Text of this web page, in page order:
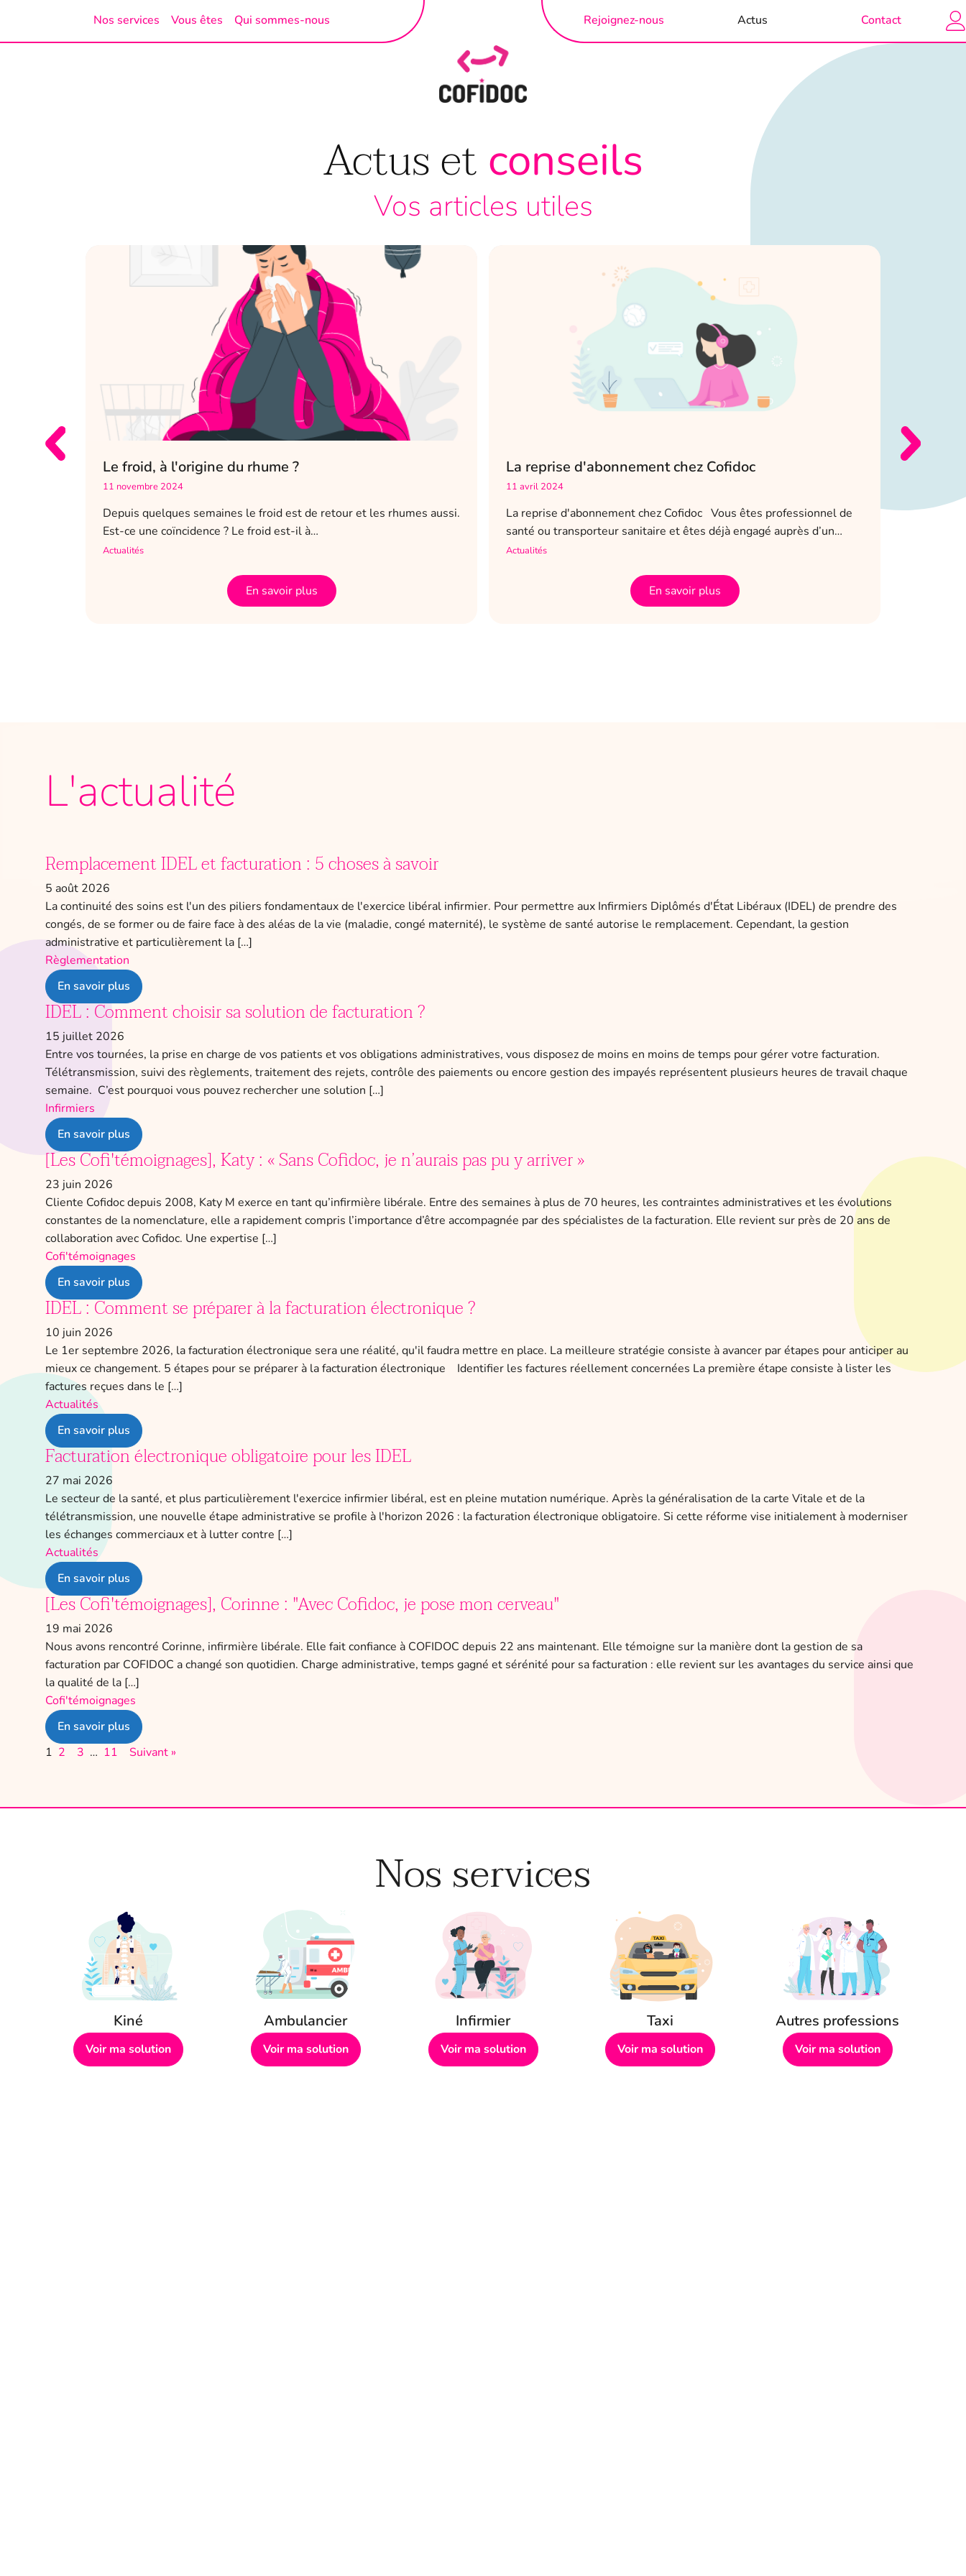
Nos services Vous êtes Qui sommes-nous Rejoignez-nous Actus Contact
Actus et conseils
Vos articles utiles
Le froid, à l'origine du rhume ?
11 novembre 2024
Depuis quelques semaines le froid est de retour et les rhumes aussi.
Est-ce une coïncidence ? Le froid est-il à…
Actualités
En savoir plus
La reprise d'abonnement chez Cofidoc
11 avril 2024
La reprise d'abonnement chez Cofidoc Vous êtes professionnel de
santé ou transporteur sanitaire et êtes déjà engagé auprès d’un…
Actualités
En savoir plus
2 mai 2023
L'actualité
Remplacement IDEL et facturation : 5 choses à savoir
5 août 2026
La continuité des soins est l'un des piliers fondamentaux de l'exercice libéral infirmier. Pour permettre aux Infirmiers Diplômés d'État Libéraux (IDEL) de prendre des
congés, de se former ou de faire face à des aléas de la vie (maladie, congé maternité), le système de santé autorise le remplacement. Cependant, la gestion
administrative et particulièrement la […]
Règlementation
En savoir plus
IDEL : Comment choisir sa solution de facturation ?
15 juillet 2026
Entre vos tournées, la prise en charge de vos patients et vos obligations administratives, vous disposez de moins en moins de temps pour gérer votre facturation.
Télétransmission, suivi des règlements, traitement des rejets, contrôle des paiements ou encore gestion des impayés représentent plusieurs heures de travail chaque
semaine. C’est pourquoi vous pouvez rechercher une solution […]
Infirmiers
En savoir plus
[Les Cofi'témoignages], Katy : « Sans Cofidoc, je n’aurais pas pu y arriver »
23 juin 2026
Cliente Cofidoc depuis 2008, Katy M exerce en tant qu’infirmière libérale. Entre des semaines à plus de 70 heures, les contraintes administratives et les évolutions
constantes de la nomenclature, elle a rapidement compris l’importance d’être accompagnée par des spécialistes de la facturation. Elle revient sur près de 20 ans de
collaboration avec Cofidoc. Une expertise […]
Cofi'témoignages
En savoir plus
IDEL : Comment se préparer à la facturation électronique ?
10 juin 2026
Le 1er septembre 2026, la facturation électronique sera une réalité, qu'il faudra mettre en place. La meilleure stratégie consiste à avancer par étapes pour anticiper au
mieux ce changement. 5 étapes pour se préparer à la facturation électronique Identifier les factures réellement concernées La première étape consiste à lister les
factures reçues dans le […]
Actualités
En savoir plus
Facturation électronique obligatoire pour les IDEL
27 mai 2026
Le secteur de la santé, et plus particulièrement l'exercice infirmier libéral, est en pleine mutation numérique. Après la généralisation de la carte Vitale et de la
télétransmission, une nouvelle étape administrative se profile à l'horizon 2026 : la facturation électronique obligatoire. Si cette réforme vise initialement à moderniser
les échanges commerciaux et à lutter contre […]
Actualités
En savoir plus
[Les Cofi'témoignages], Corinne : "Avec Cofidoc, je pose mon cerveau"
19 mai 2026
Nous avons rencontré Corinne, infirmière libérale. Elle fait confiance à COFIDOC depuis 22 ans maintenant. Elle témoigne sur la manière dont la gestion de sa
facturation par COFIDOC a changé son quotidien. Charge administrative, temps gagné et sérénité pour sa facturation : elle revient sur les avantages du service ainsi que
la qualité de la […]
Cofi'témoignages
En savoir plus
1 2 3 … 11 Suivant »
Nos services
Kiné
Voir ma solution
Ambulancier
Voir ma solution
Infirmier
Voir ma solution
Taxi
Voir ma solution
Autres professions
Voir ma solution